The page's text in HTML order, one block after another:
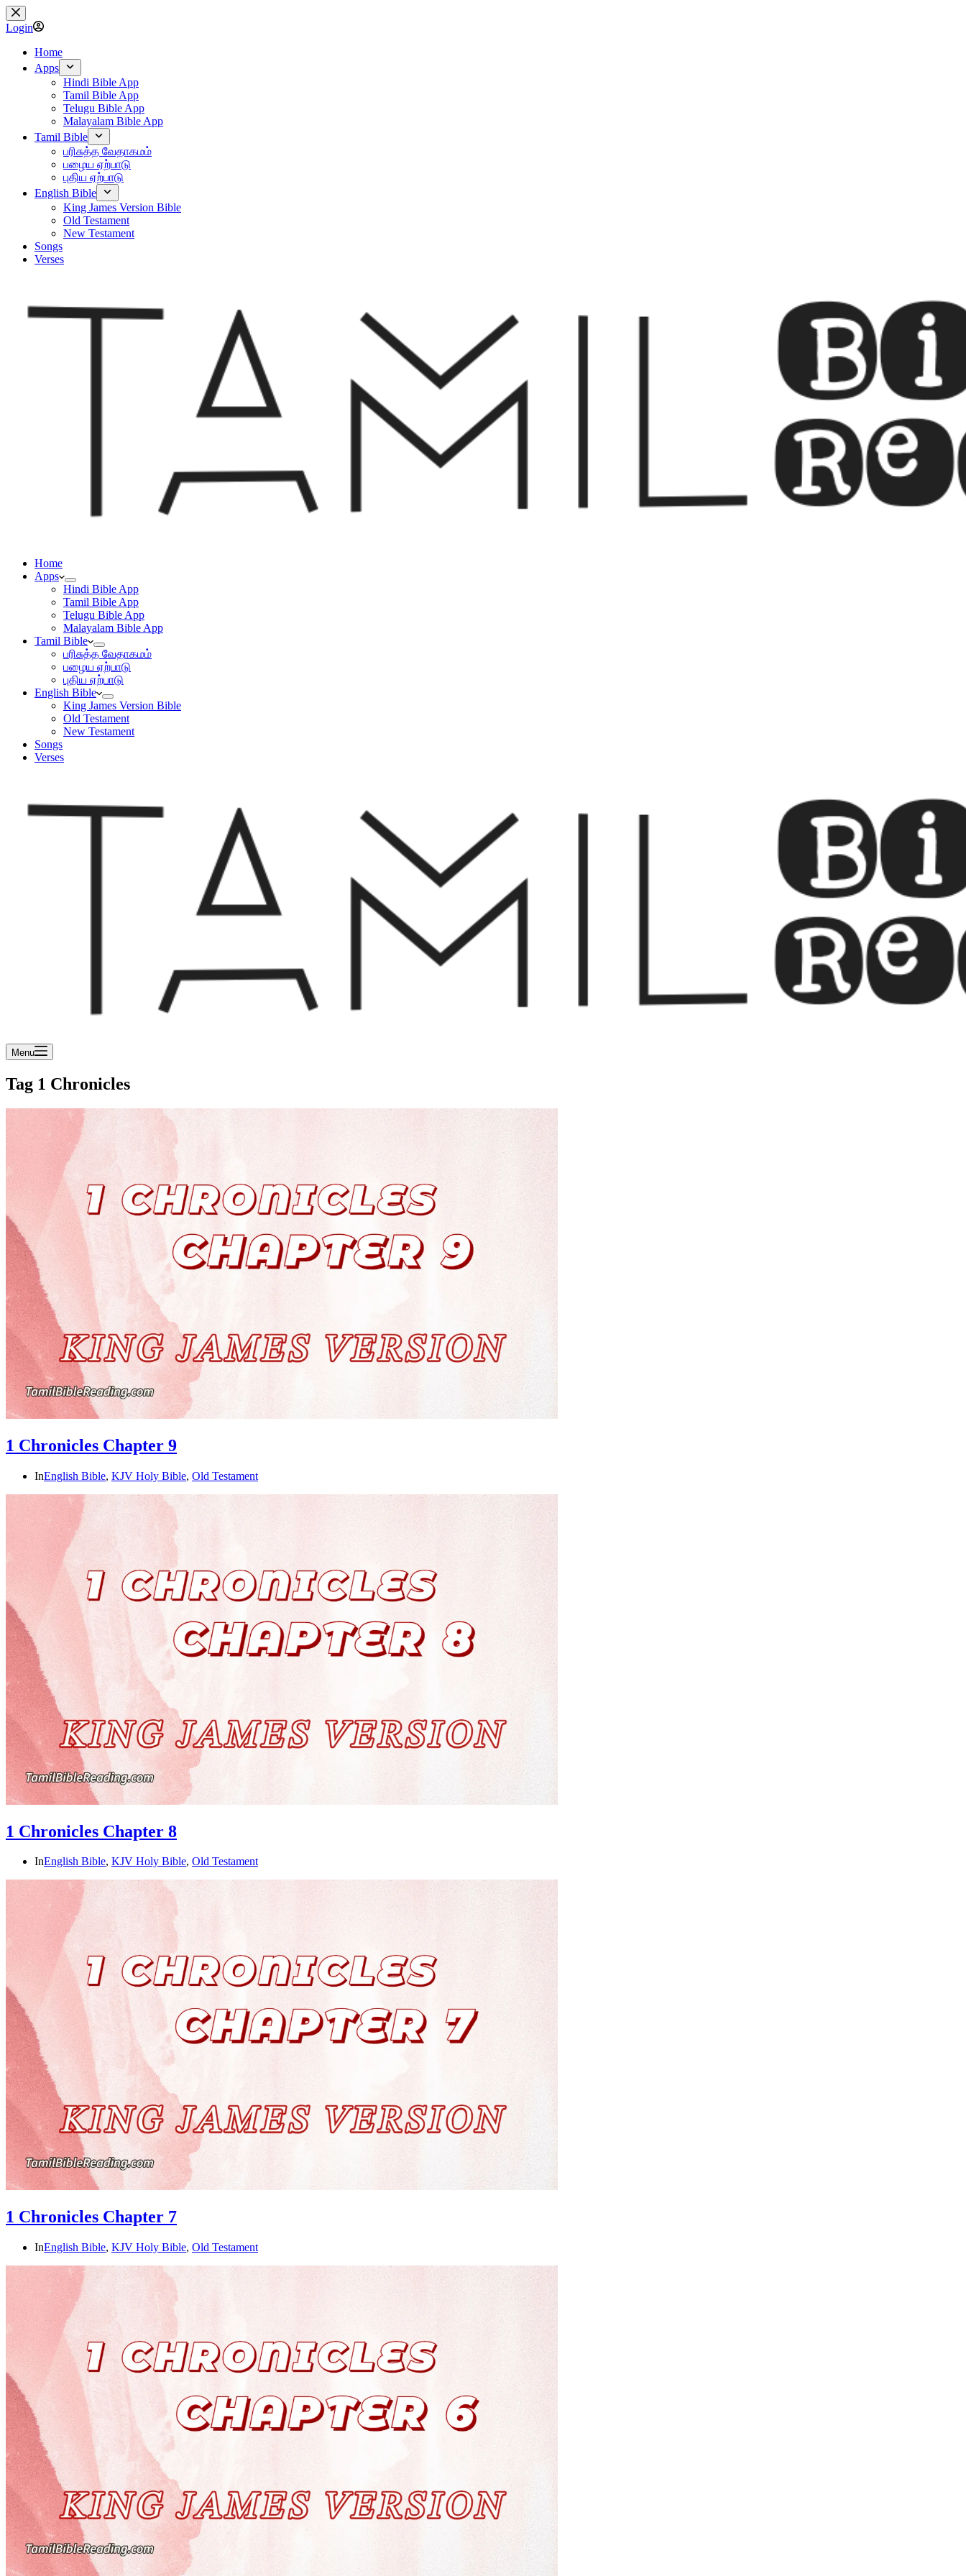
Skip
to
content
Login
Home
Apps
Hindi Bible App
Tamil Bible App
Telugu Bible App
Malayalam Bible App
Tamil Bible
பரிசுத்த வேதாகமம்
பழைய ஏற்பாடு
புதிய ஏற்பாடு
English Bible
King James Version Bible
Old Testament
New Testament
Songs
Verses
Home
Apps
Hindi Bible App
Tamil Bible App
Telugu Bible App
Malayalam Bible App
Tamil Bible
பரிசுத்த வேதாகமம்
பழைய ஏற்பாடு
புதிய ஏற்பாடு
English Bible
King James Version Bible
Old Testament
New Testament
Songs
Verses
Menu
Tag 1 Chronicles
1 Chronicles Chapter 9
InEnglish Bible, KJV Holy Bible, Old Testament
1 Chronicles Chapter 8
InEnglish Bible, KJV Holy Bible, Old Testament
1 Chronicles Chapter 7
InEnglish Bible, KJV Holy Bible, Old Testament